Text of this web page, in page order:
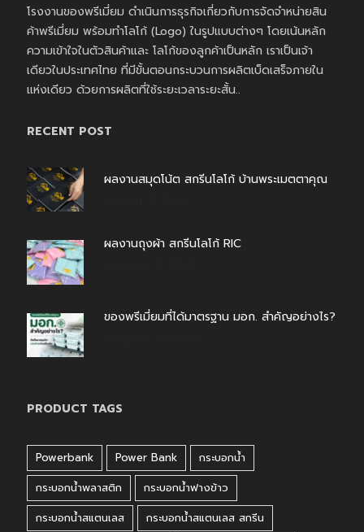
โรงงานของพรีเมี่ยม ดำเนินการธุรกิจเกี่ยวกับการจัดจำหน่ายสิน
ค้าพรีเมี่ยม พร้อมทำโลโก้ (Logo) ในรูปแบบต่างๆ โดยเน้นหลัก
ความเข้าใจในตัวสินค้าและ โลโก้ของลูกค้าเป็นหลัก เราเป็นเจ้า
เดียวในประเทศไทย ที่มีขั้นตอนกระบวนการผลิตเบ็ดเสร็จภายใน
แห่งเดียว ด้วยการผลิตที่ใช้ระยะเวลาระยะสั้น..
RECENT POST
ผลงานสมุดโน้ต สกรีนโลโก้ บ้านพระเมตตาคุณ
ผลงานถุงผ้า สกรีนโลโก้ RIC
ของพรีเมี่ยมที่ได้มาตรฐาน มอก. สำคัญอย่างไร?
PRODUCT TAGS
Powerbank Power Bank
กระบอกน้ำ
กระบอกน้ำพลาสติก
กระบอกน้ำฟางข้าว
กระบอกน้ำสแตนเลส
กระบอกน้ำสแตนเลส สกรีน